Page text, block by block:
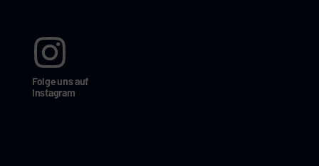
Folge uns auf
Instagram